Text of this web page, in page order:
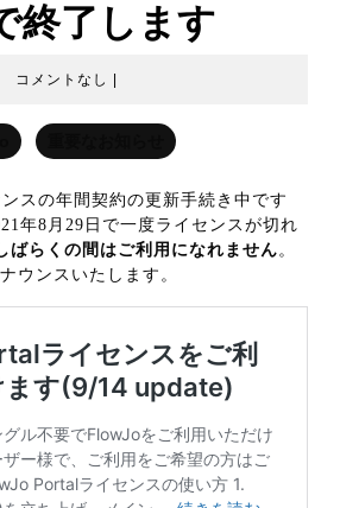
終了します
コメントなし
スの年間契約の更新手続き中です
年8月29日で一度ライセンスが切れ
ばらくの間はご利用になれません。
ウンスいたします。